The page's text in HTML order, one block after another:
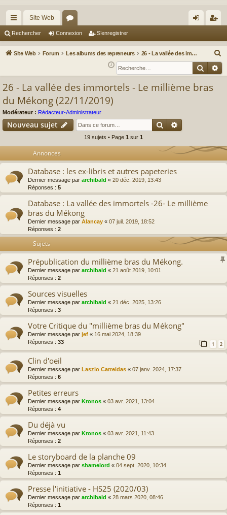
cc
ès
Site Web
or
u ne
xi
nr
eg
Rechercher Connexion S’enregistrer
Site Web Forum Les albums des repreneurs 26 - La vallée des immortels - Le millième bras du Mékong (22/11/2019)
e
c
26 - La vallée des immortels - Le millième bras
du Mékong (22/11/2019)
Modérateur : Rédacteur-Administrateur
Nouveau sujet Rechercher
19 sujets • Page 1 sur 1
Annonces
Database : les ex-libris et autres papeteries
Dernier message par archibald « 20 déc. 2019, 13:43
Réponses : 5
Database : La vallée des immortels -26- Le millième
bras du Mékong
Dernier message par Alancay « 07 juil. 2019, 18:52
Réponses : 2
Sujets
Prépublication du millième bras du Mékong.
Dernier message par archibald « 21 août 2019, 10:01
Réponses : 2
Sources visuelles
Dernier message par archibald « 21 déc. 2025, 13:26
Réponses : 3
Votre Critique du "millième bras du Mékong"
Dernier message par jef « 16 mai 2024, 18:39
Réponses : 33 1 2
Clin d'oeil
Dernier message par Laszlo Carreidas « 07 janv. 2024, 17:37
Réponses : 6
Petites erreurs
Dernier message par Kronos « 03 avr. 2021, 13:04
Réponses : 4
Du déjà vu
Dernier message par Kronos « 03 avr. 2021, 11:43
Réponses : 2
Le storyboard de la planche 09
Dernier message par shamelord « 04 sept. 2020, 10:34
Réponses : 1
Presse l'initiative - HS25 (2020/03)
Dernier message par archibald « 28 mars 2020, 08:46
Réponses : 1